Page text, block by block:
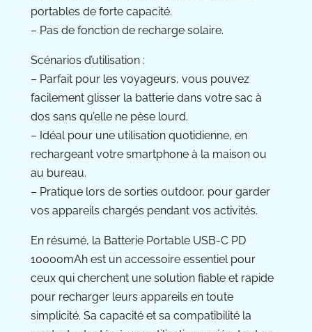
portables de forte capacité.
– Pas de fonction de recharge solaire.
Scénarios d’utilisation :
– Parfait pour les voyageurs, vous pouvez
facilement glisser la batterie dans votre sac à
dos sans qu’elle ne pèse lourd.
– Idéal pour une utilisation quotidienne, en
rechargeant votre smartphone à la maison ou
au bureau.
– Pratique lors de sorties outdoor, pour garder
vos appareils chargés pendant vos activités.
En résumé, la Batterie Portable USB-C PD
10000mAh est un accessoire essentiel pour
ceux qui cherchent une solution fiable et rapide
pour recharger leurs appareils en toute
simplicité. Sa capacité et sa compatibilité la